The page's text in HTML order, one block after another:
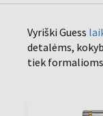
Vyriški Guess
detalėms,
tiek